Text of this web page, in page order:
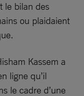
le bilan des
ou plaidaient
Kassem a
ligne qu’il
le cadre d’une